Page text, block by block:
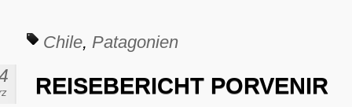
Chile, Patagonien
REISEBERICHT PORVENIR